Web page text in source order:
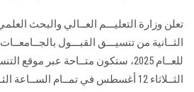
سجل الان
تعلن وزارة التعليـــم العــالي والبحث
الثــانية من تنسيـــق القبـــول
للعــام 2025، ستكون متــاحة عبر موقع
الثــلاثاء 12 أغسطس في تمــام الســاعة الثــانية عشــــرة ظهرًا.